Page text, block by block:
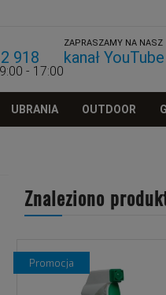
918
- 17:00
ZAPRASZAMY NA NASZ
kanał YouTube
UBRANIA OUTDOOR
Znaleziono
promocja